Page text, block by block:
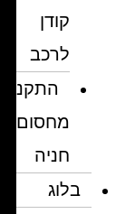
לרכב
התקנת
מחסום
חניה
בלוג